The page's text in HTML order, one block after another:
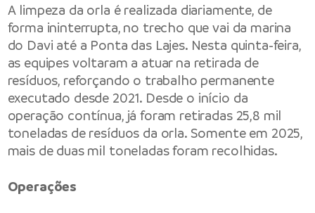
A limpeza da orla é realizada diariamente, de
forma ininterrupta, no trecho que vai da marina
do Davi até a Ponta das Lajes. Nesta quinta-feira,
as equipes voltaram a atuar na retirada de
resíduos, reforçando o trabalho permanente
executado desde 2021. Desde o início da
operação contínua, já foram retiradas 25,8 mil
toneladas de resíduos da orla. Somente em 2025,
mais de duas mil toneladas foram recolhidas.
Operações